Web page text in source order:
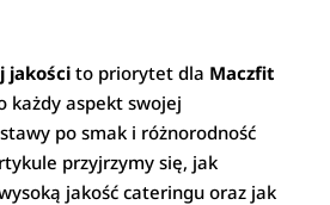
jakości to priorytet dla Maczfit
każdy aspekt swojej
po smak i różnorodność
przyjrzymy się, jak
jakość cateringu oraz jak